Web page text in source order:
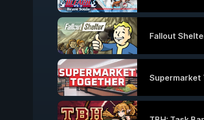
Fallout
Supermarket